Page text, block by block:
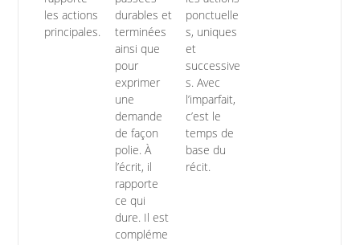
les actions
principales.
durables et
terminées
ainsi que
pour
exprimer
une
demande
de façon
polie. À
l’écrit, il
rapporte
ce qui
dure. Il est
compléme
ponctuelle
s, uniques
et
successive
s. Avec
l’imparfait,
c’est le
temps de
base du
récit.